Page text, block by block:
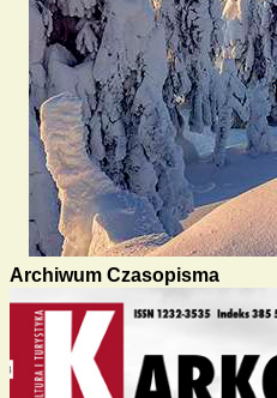
Archiwum Czasopisma